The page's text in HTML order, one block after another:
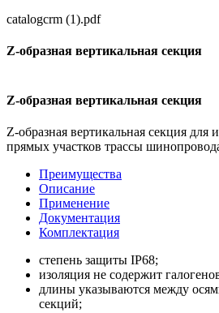
catalogcrm (1).pdf
Z-образная вертикальная секция
Z-образная вертикальная секция
Z-образная вертикальная секция для
прямых участков трассы
Преимущества
Описание
Применение
Документация
Комплектация
степень защиты IР68;
изоляция не содержит
длины указываются между
секций;